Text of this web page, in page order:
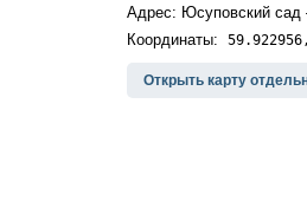
Адрес: Юсуповский
Координаты:
Открыть карту